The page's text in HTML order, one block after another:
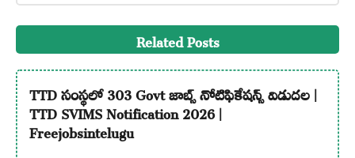
Related Posts
TTD సంస్థలో 303 Govt జాబ్స్ నోటిఫికేషన్స్ విడుదల |
TTD SVIMS Notification 2026 |
Freejobsintelugu